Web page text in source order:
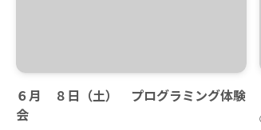
６月 ８日（土） プログラミング体験
会